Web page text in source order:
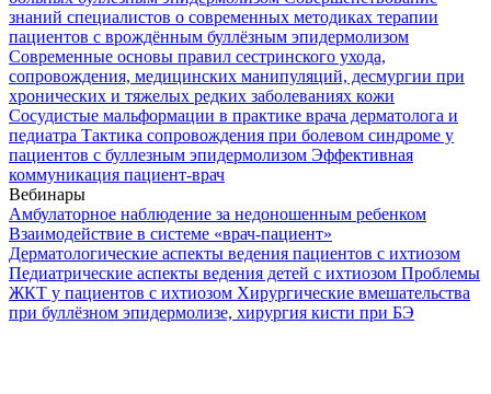
знаний специалистов о современных методиках терапии
пациентов с врождённым буллёзным эпидермолизом
Современные основы правил сестринского ухода,
сопровождения, медицинских манипуляций, десмургии при
хронических и тяжелых редких заболеваниях кожи
Сосудистые мальформации в практике врача дерматолога и
педиатра Тактика сопровождения при болевом синдроме у
пациентов с буллезным эпидермолизом Эффективная
коммуникация пациент-врач
Вебинары
Амбулаторное наблюдение за недоношенным ребенком
Взаимодействие в системе «врач-пациент»
Дерматологические аспекты ведения пациентов с ихтиозом
Педиатрические аспекты ведения детей с ихтиозом Проблемы
ЖКТ у пациентов с ихтиозом Хирургические вмешательства
при буллёзном эпидермолизе, хирургия кисти при БЭ